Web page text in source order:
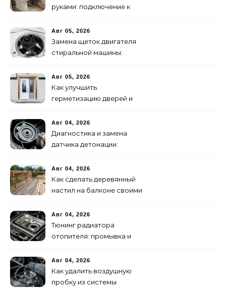
руками: подключение к
Авг 05, 2026
Замена щеток двигателя
стиральной машины:
Авг 05, 2026
Как улучшить
герметизацию дверей и
способов
Авг 04, 2026
Диагностика и замена
датчика детонации:
Авг 04, 2026
Как сделать деревянный
настил на балконе своими
инструкция
Авг 04, 2026
Тюнинг радиатора
отопителя: промывка и
Авг 04, 2026
Как удалить воздушную
пробку из системы